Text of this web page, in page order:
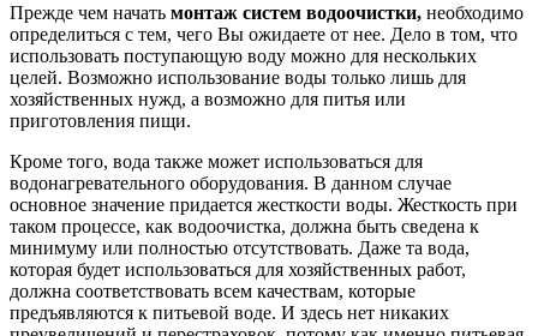
Прежде чем начать монтаж систем водоочистки, необходимо
определиться с тем, чего Вы ожидаете от нее. Дело в том, что
использовать поступающую воду можно для нескольких
целей. Возможно использование воды только лишь для
хозяйственных нужд, а возможно для питья или
приготовления пищи.
Кроме того, вода также может использоваться для
водонагревательного оборудования. В данном случае
основное значение придается жесткости воды. Жесткость при
таком процессе, как водоочистка, должна быть сведена к
минимуму или полностью отсутствовать. Даже та вода,
которая будет использоваться для хозяйственных работ,
должна соответствовать всем качествам, которые
предъявляются к питьевой воде. И здесь нет никаких